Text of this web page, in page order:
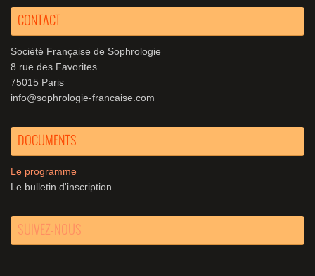
CONTACT
Société Française de Sophrologie
8 rue des Favorites
75015 Paris
info@sophrologie-francaise.com
DOCUMENTS
Le programme
Le bulletin d'inscription
SUIVEZ-NOUS